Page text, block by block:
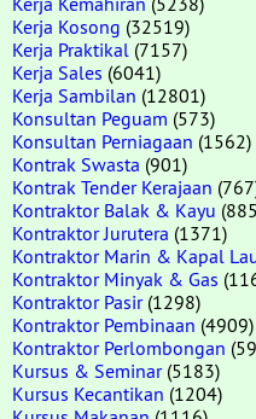
Kerja Kosong (32519)
Kerja Praktikal (7157)
Kerja Sales (6041)
Kerja Sambilan (12801)
Konsultan Peguam (573)
Konsultan Perniagaan (1562)
Kontrak Swasta (901)
Kontrak Tender Kerajaan
Kontraktor Balak & Kayu
Kontraktor Jurutera (1371)
Kontraktor Marin & Kapal
Kontraktor Minyak & Gas
Kontraktor Pasir(1298)
Kontraktor Pembinaan (4909)
Kontraktor Perlombongan
Kursus & Seminar(5183)
Kursus Kecantikan (1204)